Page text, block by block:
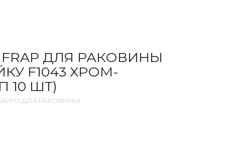
ДЛЯ РАКОВИНЫ
F1043 ХРОМ-
10 ШТ)
ДЛЯ РАКОВИНЫ